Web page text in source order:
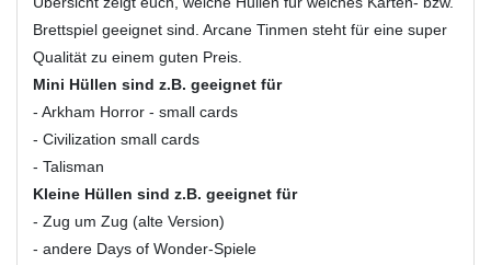
Brettspiel geeignet sind. Arcane Tinmen steht für eine super
Qualität zu einem guten Preis.
Mini Hüllen sind z.B. geeignet für
- Arkham Horror - small cards
- Civilization small cards
- Talisman
Kleine Hüllen sind z.B. geeignet für
- Zug um Zug (alte Version)
- andere Days of Wonder-Spiele